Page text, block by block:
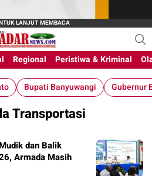
Radar News
media online
Regional Peristiwa & Kriminal
Bupati Banyuwangi Gubernur
Transportasi
dan Balik
Armada Masih